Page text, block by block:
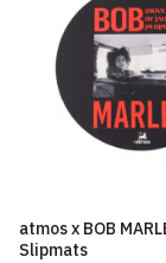
atmos x BOB
Slipmats